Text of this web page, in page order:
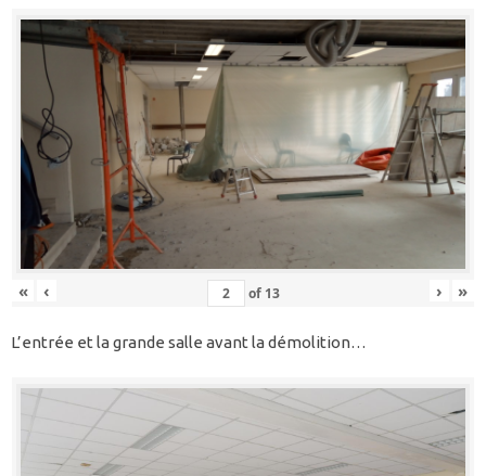
« ‹ of 13 › »
L’entrée et la grande salle avant la démolition…